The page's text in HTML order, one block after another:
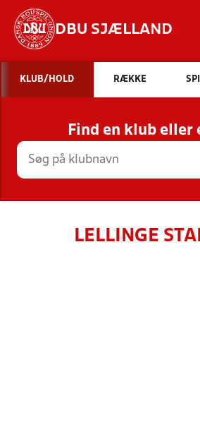
DBU SJÆLLAND
STILLINGER, RESULTATER,
HOLD
KLUB/HOLD RÆKKE
Find en klub eller
LELLINGE